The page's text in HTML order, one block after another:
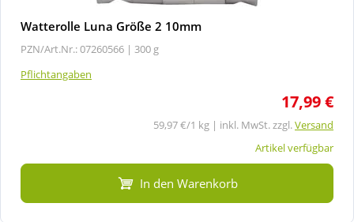
Watterolle Luna Größe 2 10mm
PZN/Art.Nr.: 07260566 | 300 g
Pflichtangaben
17,99 €
59,97 €/1 kg | inkl. MwSt. zzgl.Versand
Artikel verfügbar
In den Warenkorb